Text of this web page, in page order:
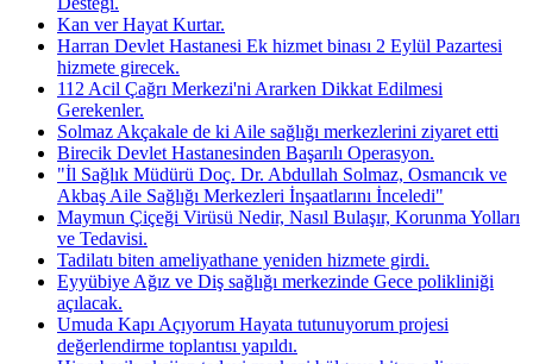
Kan ver Hayat Kurtar.
Harran Devlet Hastanesi Ek hizmet binası 2 Eylül Pazartesi
hizmete girecek.
112 Acil Çağrı Merkezi'ni Ararken Dikkat Edilmesi
Gerekenler.
Solmaz Akçakale de ki Aile sağlığı merkezlerini ziyaret etti
Birecik Devlet Hastanesinden Başarılı Operasyon.
"İl Sağlık Müdürü Doç. Dr. Abdullah Solmaz, Osmancık ve
Akbaş Aile Sağlığı Merkezleri İnşaatlarını İnceledi"
Maymun Çiçeği Virüsü Nedir, Nasıl Bulaşır, Korunma Yolları
ve Tedavisi.
Tadilatı biten ameliyathane yeniden hizmete girdi.
Eyyübiye Ağız ve Diş sağlığı merkezinde Gece polikliniği
açılacak.
Umuda Kapı Açıyorum Hayata tutunuyorum projesi
değerlendirme toplantısı yapıldı.